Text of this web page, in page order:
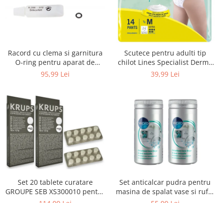
Utilaje si materiale de constructii
Laptop, Tablete & Telefoane
Telefoane Mobile & accesorii
Wearable & Gadgeturi
Accesorii si piese masini spalat
rufe si uscatoare
Accesorii si piese masini spalat
vase
Aparate Frigorifice
Aparate Racire Aer
Aragaze si cuptoare cu microunde
Climatizare & sisteme de incalzire
Electrocasnice pentru Bucatarie
Racord cu clema si garnitura
O-ring pentru aparat de
spalat cu presiune, KARCHER
95,99 Lei
Scutece pentru adulti tip
chilot Lines Specialist Derma
Protection Extra, 7 picaturi,
39,99 Lei
Set 20 tablete curatare
GROUPE SEB XS300010 pentru
espressoare Krups (2x10
Set anticalcar pudra pentru
masina de spalat vase si rufe,
WPRO 484000008416, 2 x 250g